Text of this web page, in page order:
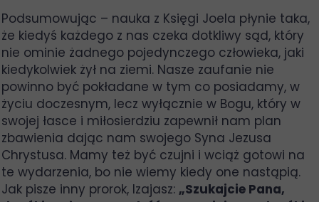
Podsumowując – nauka z Księgi Joela płynie taka,
że kiedyś każdego z nas czeka dotkliwy sąd, który
nie ominie żadnego pojedynczego człowieka, jaki
kiedykolwiek żył na ziemi. Nasze zaufanie nie
powinno być pokładane w tym co posiadamy, w
życiu doczesnym, lecz wyłącznie w Bogu, który w
swojej łasce i miłosierdziu zapewnił nam plan
zbawienia dając nam swojego Syna Jezusa
Chrystusa. Mamy też być czujni i wciąż gotowi na
te wydarzenia, bo nie wiemy kiedy one nastąpią.
Jak pisze inny prorok, Izajasz: „Szukajcie Pana,